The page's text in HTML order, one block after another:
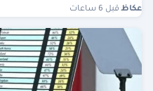
عكاظ قبل 6 ساعات